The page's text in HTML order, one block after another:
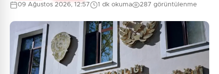
Güvenlik Sorusu:
5 + 4 = ?
09 Ağustos 2026, 12:57 1 dk okuma 287 görüntülenme